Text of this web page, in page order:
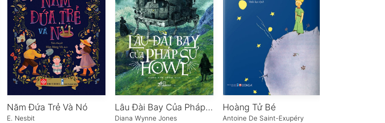
Năm Đứa Trẻ Và Nó
E. Nesbit
Lâu Đài Bay Của Pháp Sư Howl
Diana Wynne Jones
Hoàng Tử Bé
Antoine De Saint-Exupéry